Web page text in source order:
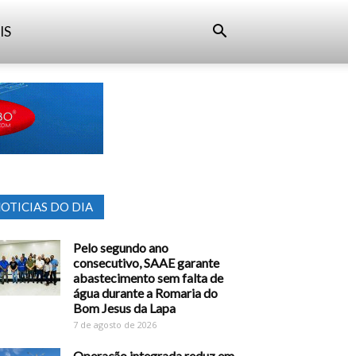
DO DIA
Pelo segundo ano
consecutivo, SAAE garante
abastecimento sem falta de
água durante a Romaria do
Bom Jesus da Lapa
7 de agosto de 2026